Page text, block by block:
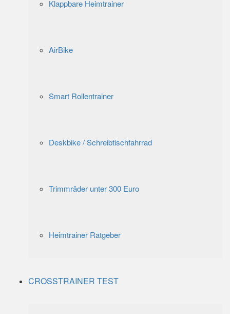
Klappbare Heimtrainer
AirBike
Smart Rollentrainer
Deskbike / Schreibtischfahrrad
Trimmräder unter 300 Euro
Heimtrainer Ratgeber
CROSSTRAINER TEST